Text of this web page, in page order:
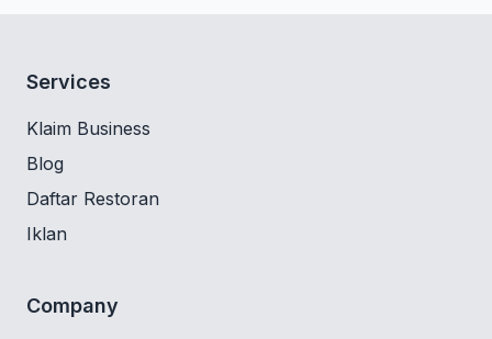
Services
Klaim Business
Blog
Daftar Restoran
Iklan
Company